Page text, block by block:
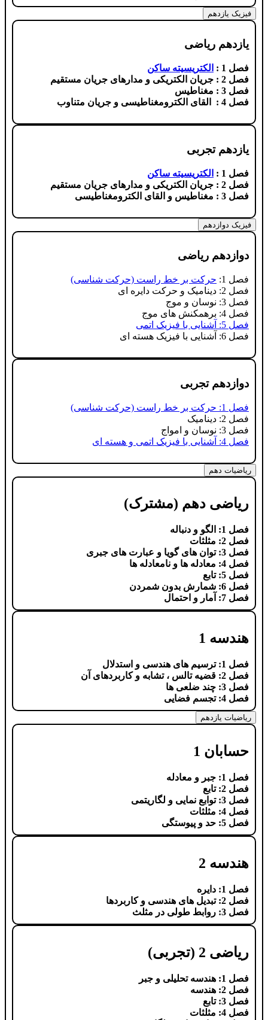
فیزیک یازدهم
یازدهم ریاضی
فصل 1 :
الکتریسیته ساکن
فصل 2 : جریان الکتریکی و مدارهای جریان مستقیم
فصل 3 : مغناطیس
فصل 4 : القای الکترومغناطیسی و جریان متناوب
یازدهم تجربی
فصل 1 :
الکتریسیته ساکن
فصل 2 : جریان الکتریکی و مدارهای جریان مستقیم
فصل 3 : مغناطیس و القای الکترومغناطیسی
فیزیک دوازدهم
دوازدهم ریاضی
فصل 1:
حرکت بر خط راست (حرکت شناسی)
فصل 2: دینامیک و حرکت دایره ای
فصل 3: نوسان و موج
فصل 4: برهمکنش های موج
فصل 5: آشنایی با فیزیک اتمی
فصل 6: آشنایی با فیزیک هسته ای
دوازدهم تجربی
فصل 1: حرکت بر خط راست (حرکت شناسی)
فصل 2: دینامیک
فصل 3: نوسان و امواج
فصل 4: آشنایی با فیزیک اتمی و هسته ای
ریاضیات دهم
ریاضی دهم (مشترک)
فصل 1: الگو و دنباله
فصل 2: مثلثات
فصل 3: توان های گویا و عبارت های جبری
فصل 4: معادله ها و نامعادله ها
فصل 5: تابع
فصل 6: شمارش بدون شمردن
فصل 7: آمار و احتمال
هندسه 1
فصل 1: ترسیم های هندسی و استدلال
فصل 2: قضیه تالس ، تشابه و کاربردهای آن
فصل 3: چند ضلعی ها
فصل 4: تجسم فضایی
ریاضیات یازدهم
حسابان 1
فصل 1: جبر و معادله
فصل 2: تابع
فصل 3: توابع نمایی و لگاریتمی
فصل 4: مثلثات
فصل 5: حد و پیوستگی
هندسه 2
فصل 1: دایره
فصل 2: تبدیل های هندسی و کاربردها
فصل 3: روابط طولی در مثلث
ریاضی 2 (تجربی)
فصل 1: هندسه تحلیلی و جبر
فصل 2: هندسه
فصل 3: تابع
فصل 4: مثلثات